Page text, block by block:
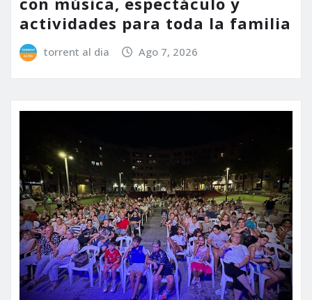
actividades para toda la familia
torrent al dia Ago 7, 2026